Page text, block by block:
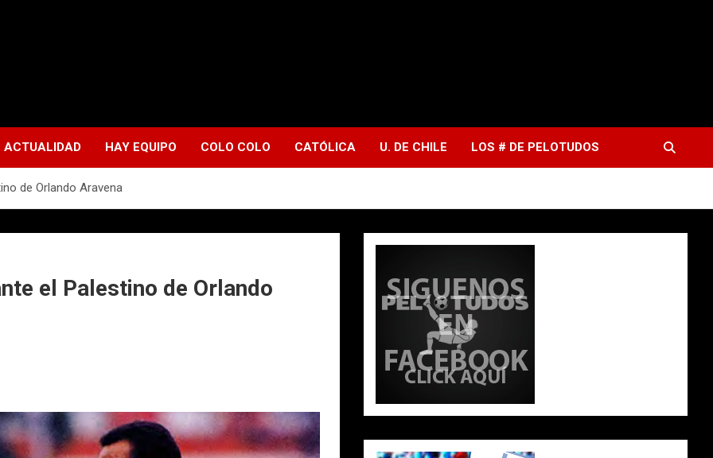
ACTUALIDAD HAY EQUIPO COLO COLO CATÓLICA U. DE CHILE LOS # DE PELOTUDOS
de Orlando Aravena
el Palestino de Orlando